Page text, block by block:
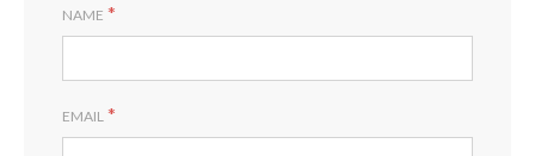
NAME *
EMAIL *